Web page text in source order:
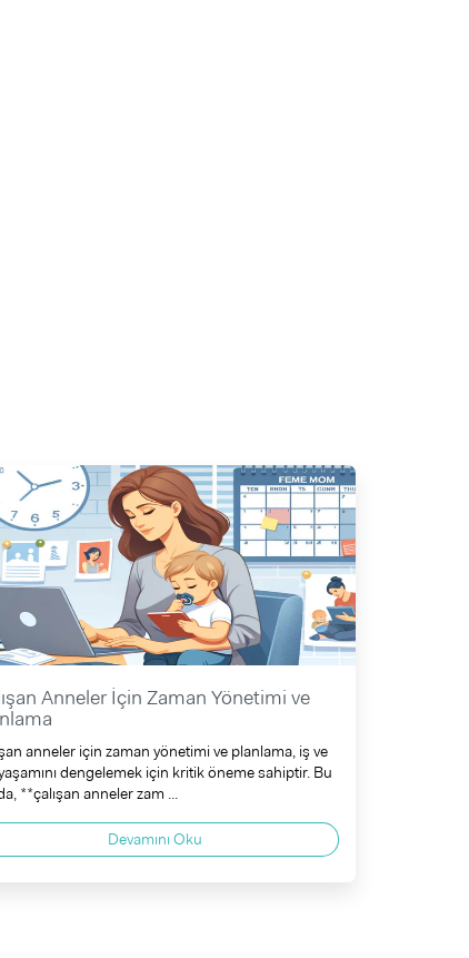
Anneler İçin Zaman Yönetimi ve
anneler için zaman yönetimi ve planlama, iş ve
dengelemek için kritik öneme sahiptir. Bu
**çalışan anneler zam ...
Devamını Oku